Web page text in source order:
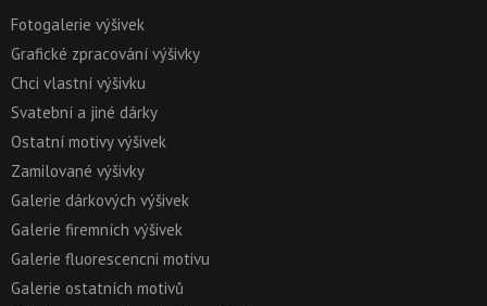
Fotogalerie výšivek
Grafické zpracování výšivky
Chci vlastní výšivku
Svatební a jiné dárky
Ostatní motivy výšivek
Zamilované výšivky
Galerie dárkových výšivek
Galerie firemních výšivek
Galerie fluorescencni motivu
Galerie ostatních motivů